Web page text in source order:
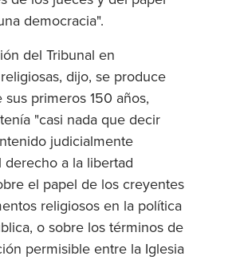
democracia".
del Tribunal en
dijo, se produce
sus primeros 150 años,
"casi nada que decir
judicialmente
a la libertad
el papel de los creyentes
religiosos en la política
o sobre los términos de
permisible entre la Iglesia